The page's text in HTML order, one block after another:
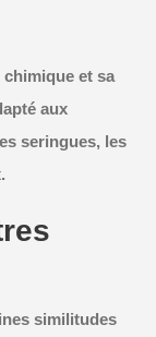
et sa
aux
seringues, les
similitudes